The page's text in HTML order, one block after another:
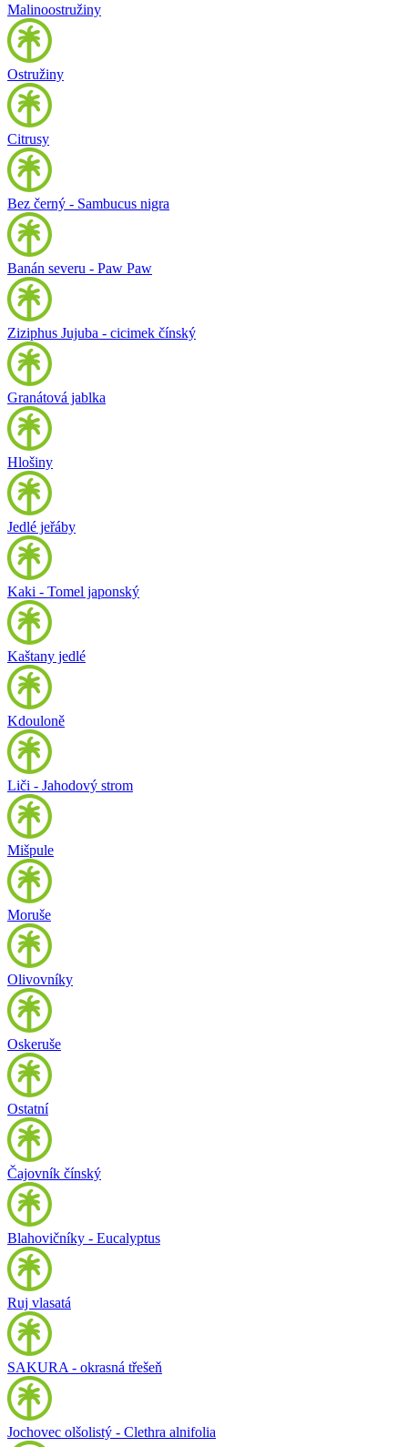
Malinoostružiny
Ostružiny
Citrusy
Bez černý - Sambucus nigra
Banán severu - Paw Paw
Ziziphus Jujuba - cicimek čínský
Granátová jablka
Hlošiny
Jedlé jeřáby
Kaki - Tomel japonský
Kaštany jedlé
Kdouloně
Liči - Jahodový strom
Mišpule
Moruše
Olivovníky
Oskeruše
Ostatní
Čajovník čínský
Blahovičníky - Eucalyptus
Ruj vlasatá
SAKURA - okrasná třešeň
Jochovec olšolistý - Clethra alnifolia